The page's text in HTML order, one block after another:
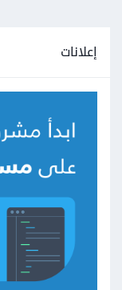
إعلانات